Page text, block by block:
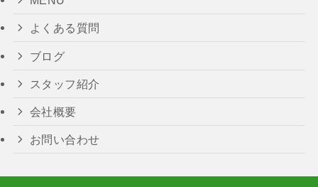
よくある質問
ブログ
スタッフ紹介
会社概要
お問い合わせ